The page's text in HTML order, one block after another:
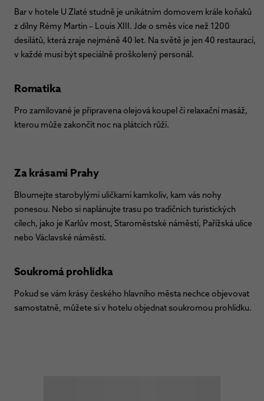
Bar v hotele U Zlaté studně je unikátním domovem krále koňaků
z dílny Rémy Martin – Louis XIII. Jde o směs více než 1200
desilátů, která zraje nejméně 40 let. Na světě je jen 40 restaurací,
v každé musí být speciálně proškolený personál.
Romatika
Pro zamilované je připravena olejová koupel či relaxační masáž,
kterou může zakončit noc na plátcích růží.
Za krásami Prahy
Bloumejte starobylými uličkami kamkoliv, kam vás nohy
ponesou. Nebo si naplánujte trasu po tradičních turistických
cílech, jako je Karlův most, Staroměstské náměstí, Pařížská ulice
nebo Václavské náměstí.
Soukromá prohlídka
Pokud se vám krásy českého hlavního města nechce objevovat
samostatně, můžete si v hotelu objednat soukromou prohlídku.